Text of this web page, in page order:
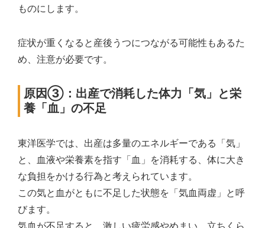
ものにします。
症状が重くなると産後うつにつながる可能性もあるた
め、注意が必要です。
原因③：出産で消耗した体力「気」と栄
養「血」の不足
東洋医学では、出産は多量のエネルギーである「気」
と、血液や栄養素を指す「血」を消耗する、体に大き
な負担をかける行為と考えられています。
この気と血がともに不足した状態を「気血両虚」と呼
びます。